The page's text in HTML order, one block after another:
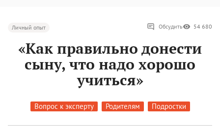
Личный опыт Обсудить 54 680
«Как правильно донести
сыну, что надо хорошо
учиться»
Вопрос к эксперту Родителям Подростки